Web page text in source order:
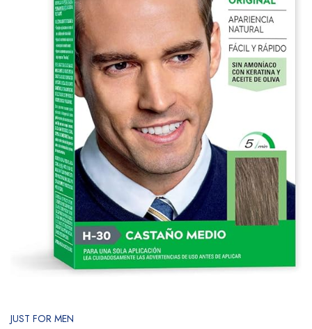
JUST FOR MEN